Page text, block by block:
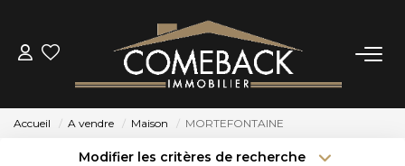
ACHETER
Accueil A vendre Maison MORTEFONTAINE
Modifier les critères de recherche